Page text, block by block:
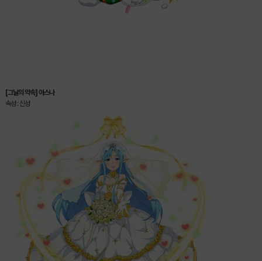
[그날의 약속] 아스나
속성 : 신성